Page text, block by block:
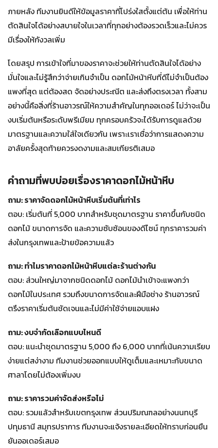
ภายหลัง ทีมงานยินดีให้ข้อมูลราคาที่โปร่งใสตั้งแต่ต้น เพื่อให้ท่าน
ตัดสินใจได้อย่างสบายใจในเวลาที่ทุกอย่างต้องรวดเร็วและไม่ควร
มีเรื่องให้กังวลเพิ่ม
โดยสรุป การเข้าใจที่มาของราคาจะช่วยให้ท่านตัดสินใจได้อย่าง
มั่นใจและไม่รู้สึกว่าจ่ายเกินจำเป็น ดอกไม้หน้าหีบที่ดีไม่จำเป็นต้อง
แพงที่สุด แต่ต้องสด จัดอย่างประณีต และส่งถึงตรงเวลา ทั้งสาม
อย่างนี้คือสิ่งที่ร้านอาวรณ์ให้ความสำคัญในทุกออเดอร์ ไม่ว่าจะเป็น
งบเริ่มต้นหรือระดับพรีเมียม ทุกครอบครัวจะได้รับการดูแลด้วย
มาตรฐานและความใส่ใจเดียวกัน เพราะเราเชื่อว่าการแสดงความ
อาลัยครั้งสุดท้ายควรงดงามและสมเกียรติเสมอ
คำถามที่พบบ่อยเรื่องราคาดอกไม้หน้าหีบ
ถาม: ราคาจัดดอกไม้หน้าหีบเริ่มต้นที่เท่าไร
ตอบ: เริ่มต้นที่ 5,000 บาทสำหรับชุดมาตรฐาน ราคาขึ้นกับชนิด
ดอกไม้ ขนาดการจัด และความซับซ้อนของดีไซน์ ทุกราคารวมค่า
ส่งในกรุงเทพและป้ายข้อความแล้ว
ถาม: ทำไมราคาดอกไม้หน้าหีบแต่ละร้านต่างกัน
ตอบ: ส่วนใหญ่มาจากชนิดดอกไม้ ดอกไม้นำเข้าจะแพงกว่า
ดอกไม้ในประเทศ รวมถึงขนาดการจัดและฝีมือช่าง ร้านอาวรณ์
ตรึงราคาเริ่มต้นชัดเจนและไม่มีค่าใช้จ่ายแอบแฝง
ถาม: งบจำกัดเลือกแบบไหนดี
ตอบ: แนะนำชุดมาตรฐาน 5,000 ถึง 6,000 บาทที่เน้นความเรียบ
ง่ายแต่สง่างาม ทีมงานช่วยออกแบบให้ดูเต็มและเหมาะกับขนาด
ศาลาโดยไม่ต้องเพิ่มงบ
ถาม: ราคารวมค่าจัดส่งหรือไม่
ตอบ: รวมแล้วสำหรับเขตกรุงเทพ ส่วนปริมณฑลอย่างนนทบุรี
ปทุมธานี สมุทรปราการ ทีมงานจะแจ้งรายละเอียดให้ทราบก่อนยืน
ยันออเดอร์เสมอ